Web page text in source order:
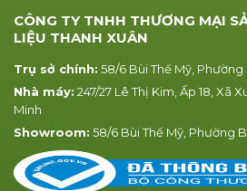
CÔNG TY TNHH THƯƠNG MẠI
LIỆU THANH XUÂN
Trụ sở chính: 58/6 Bùi Thế Mỹ, Phường
Nhà máy: 247/27 Lê Thị Kim, Ấp 18, Xã
Minh
Showroom: 58/6 Bùi Thế Mỹ, Phường